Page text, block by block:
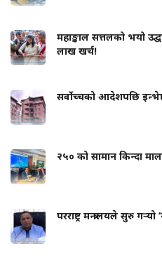
महाङ्काल सत्तलको भयो
लाख खर्च!
सर्वोच्चको आदेशपछि
२५० को सामान किन्दा
परराष्ट्र मन्त्रालयले सुरु